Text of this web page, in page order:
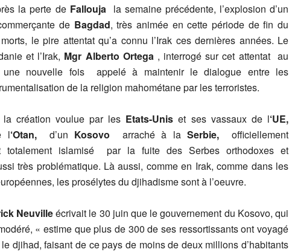
la perte deFalloujala semaine précédente, l’explosion d’un
de Bagdad, très animée en cette période de fin du
le pire attentat qu’a connu l’Irak ces dernières années. Le
et l’Irak, Mgr Alberto Ortega, interrogé sur cet attentat au
nouvelle fois appelé à maintenir le dialogue entre les
de la religion mahométane par les terroristes.
création voulue par les Etats-Unis et ses vassaux de l‘UE,
l‘Otan, d’un Kosovo arraché à laSerbie, officiellement
totalement islamisé par la fuite des Serbes orthodoxes et
très problématique. Là aussi, comme en Irak, comme dans les
les prosélytes du djihadisme sont à l’oeuvre.
Neuvilleécrivait le 30 juin que le gouvernement du Kosovo, qui
« estime que plus de 300 de ses ressortissants ont voyagé
djihad, faisant de ce pays de moins de deux millions d’habitants